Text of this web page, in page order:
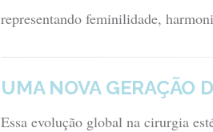
representando feminilidade,
UMA NOVA GERAÇÃO
Essa evolução global na cirurgia